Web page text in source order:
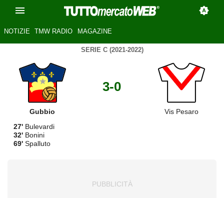
NOTIZIE TMW RADIO MAGAZINE
SERIE C (2021-2022)
Gubbio
3-0
Vis Pesaro
27' Bulevardi
32' Bonini
69' Spalluto